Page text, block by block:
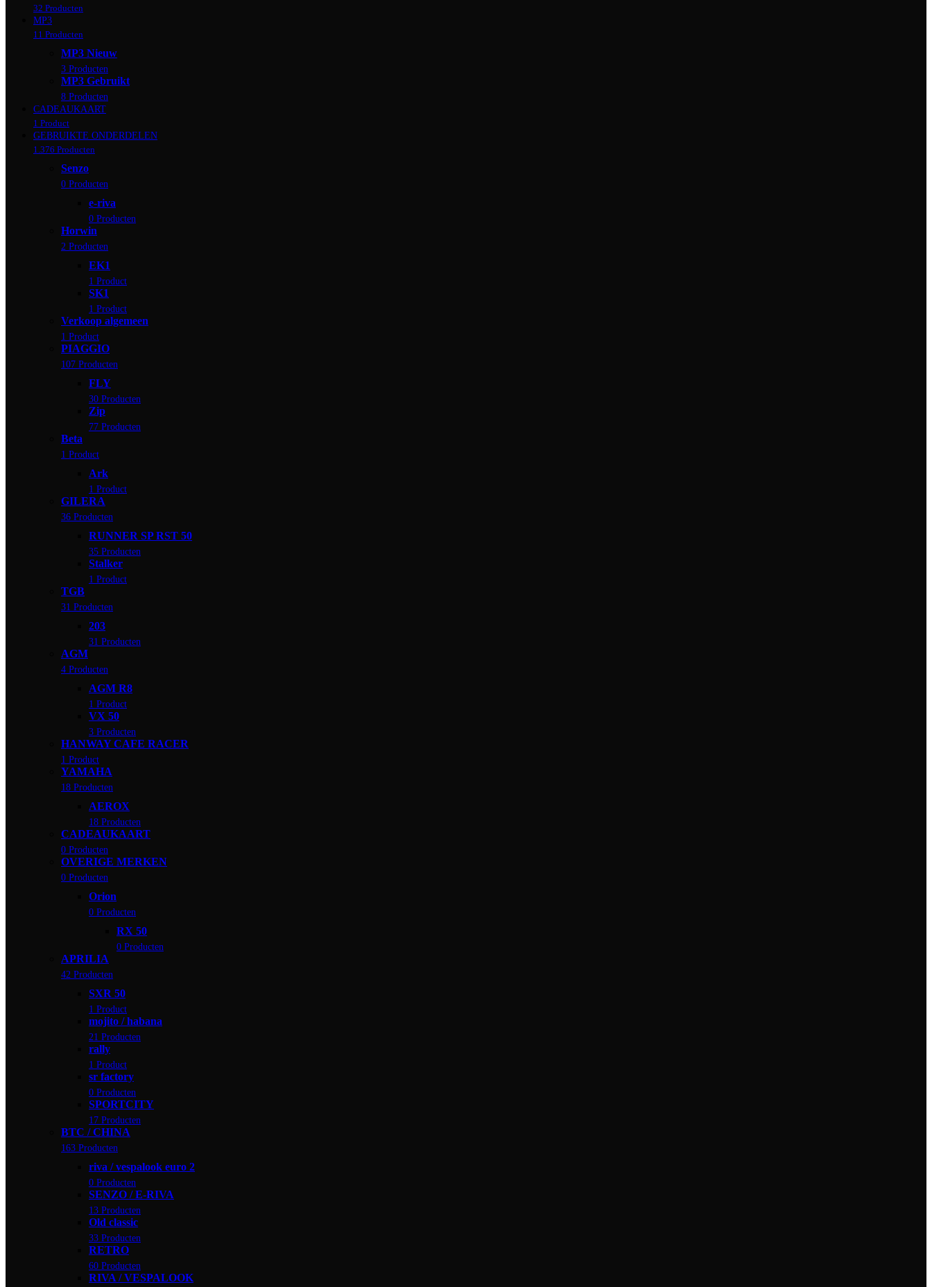
32 Producten
MP3
11 Producten
MP3 Nieuw
3 Producten
MP3 Gebruikt
8 Producten
CADEAUKAART
1 Product
GEBRUIKTE ONDERDELEN
1.376 Producten
Senzo
0 Producten
e-riva
0 Producten
Horwin
2 Producten
EK1
1 Product
SK1
1 Product
Verkoop algemeen
1 Product
PIAGGIO
107 Producten
FLY
30 Producten
Zip
77 Producten
Beta
1 Product
Ark
1 Product
GILERA
36 Producten
RUNNER SP RST 50
35 Producten
Stalker
1 Product
TGB
31 Producten
203
31 Producten
AGM
4 Producten
AGM R8
1 Product
VX 50
3 Producten
HANWAY CAFE RACER
1 Product
YAMAHA
18 Producten
AEROX
18 Producten
CADEAUKAART
0 Producten
OVERIGE MERKEN
0 Producten
Orion
0 Producten
RX 50
0 Producten
APRILIA
42 Producten
SXR 50
1 Product
mojito / habana
21 Producten
rally
1 Product
sr factory
0 Producten
SPORTCITY
17 Producten
BTC / CHINA
163 Producten
riva / vespalook euro 2
0 Producten
SENZO / E-RIVA
13 Producten
Old classic
33 Producten
RETRO
60 Producten
RIVA / VESPALOOK